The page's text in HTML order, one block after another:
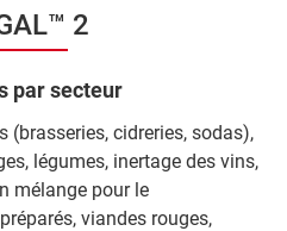
2
par secteur
(brasseries, cidreries, sodas),
légumes, inertage des vins,
mélange pour le
viandes rouges,